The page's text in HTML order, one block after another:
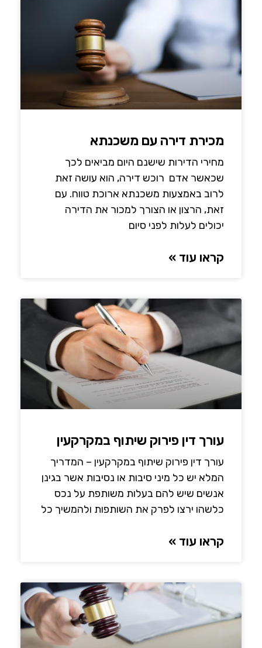
מכירת דירה עם משכנתא
מחירי הדירות שישנם היום מביאים לכך
שכאשר אדם רוכש דירה, הוא עושה זאת
לרוב באמצעות משכנתא ארוכת טווח. עם
זאת, הרצון או הצורך למכור את הדירה
יכולים לעלות לפני סיום
קראו עוד »
עורך דין פירוק שיתוף במקרקעין
עורך דין פירוק שיתוף במקרקעין – המדריך
המלא יש כל מיני סיבות או נסיבות אשר בגינן
אנשים שיש להם בעלות משותפת על נכס
כלשהו ירצו לפרק את השותפות ולהמשיך כל
קראו עוד »